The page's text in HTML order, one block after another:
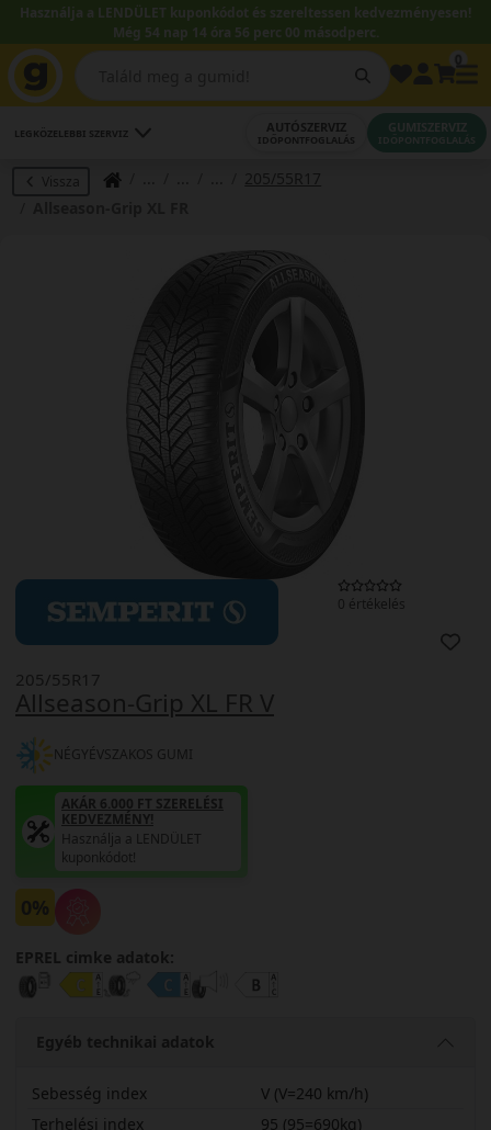
Használja a LENDÜLET kuponkódot és szereltessen kedvezményesen!
Még 54 nap 14 óra 55 perc 59 másodperc.
LEGKÖZELEBBI SZERVIZ AUTÓSZERVIZ
IDŐPONTFOGLALÁS
GUMISZERVIZ
IDŐPONTFOGLALÁS
Vissza
205/55R17
0 értékelés
Allseason-Grip XL FR V
205/55R17
NÉGYÉVSZAKOS GUMI
AKÁR 6.000 FT SZERELÉSI
KEDVEZMÉNY!
Használja a LENDÜLET
kuponkódot!
0%
EPREL cimke adatok:
Egyéb technikai adatok
Sebesség index
V (V=240 km/h)
Terhelési index
95 (95=690kg)